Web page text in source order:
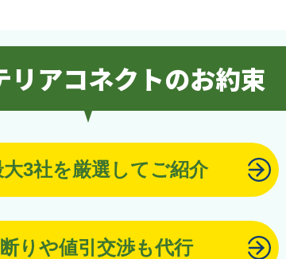
リアコネクトのお約束
大3社を厳選してご紹介
断りや値引交渉も代行